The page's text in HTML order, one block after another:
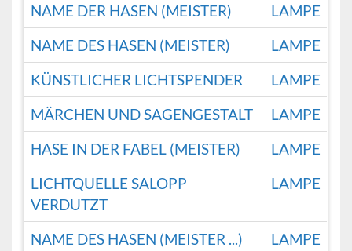
NAME DER HASEN (MEISTER)
LAMPE
NAME DES HASEN (MEISTER)
LAMPE
KÜNSTLICHER LICHTSPENDER
LAMPE
MÄRCHEN UND SAGENGESTALT
LAMPE
HASE IN DER FABEL (MEISTER)
LAMPE
LICHTQUELLE SALOPP
VERDUTZT
LAMPE
NAME DES HASEN (MEISTER ...)
LAMPE